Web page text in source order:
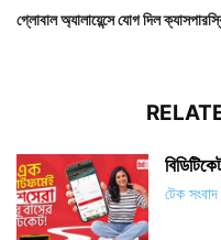
গ্লোবাল অ্যালায়েন্সে যোগ দিল
টেক